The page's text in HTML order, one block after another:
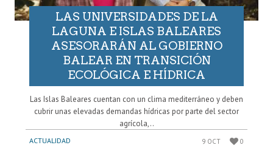
LAS UNIVERSIDADES DE LA
LAGUNA E ISLAS BALEARES
ASESORARÁN AL GOBIERNO
BALEAR EN TRANSICIÓN
ECOLÓGICA E HÍDRICA
Las Islas Baleares cuentan con un clima mediterráneo y deben
cubrir unas elevadas demandas hídricas por parte del sector
agrícola,..
ACTUALIDAD 9 OCT 0